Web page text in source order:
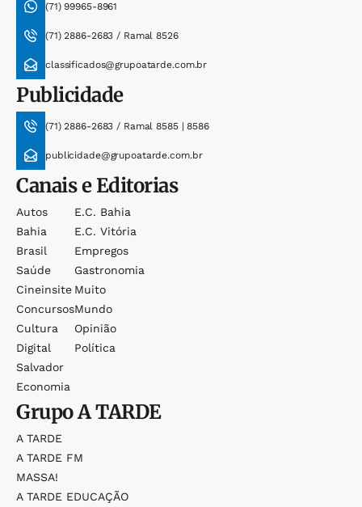
(71) 99965-8961
(71) 2886-2683 / Ramal 8526
classificados@grupoatarde.com.br
Publicidade
(71) 2886-2683 / Ramal 8585 | 8586
publicidade@grupoatarde.com.br
Canais e Editorias
Autos
Bahia
Brasil
Saúde
Cineinsite
Concursos
Cultura
Digital
Salvador
Economia
E.c. Bahia
E.c. Vitória
Empregos
Gastronomia
Muito
Mundo
Opinião
Política
GrupoA TARDE
A TARDE
A TARDE FM
MASSA!
A TARDE EDUCAÇÃO